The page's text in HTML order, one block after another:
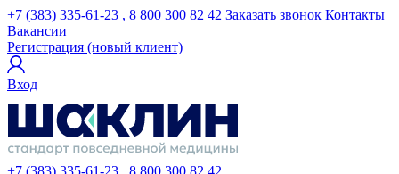
+7 (383) 335-61-23 , 8 800 300 82 42 Заказать звонок Контакты
Вакансии
Регистрация (новый клиент)
Вход
+7 (383) 335-61-23 , 8 800 300 82 42